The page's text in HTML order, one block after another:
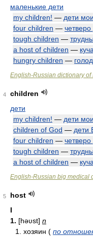
маленькие дети
my children! — дети
four children — четверо
tough children —
a host of children —
hungry children —
English-Russian dictionary
4
children
дети
my children! — дети
children of God — дети
four children — четверо
tough children —
a host of children —
English-Russian big medical
5
host
I
1. [həʋst] n
1. хозяин ( по